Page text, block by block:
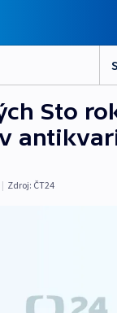
Sto
| Zdroj: ČT24